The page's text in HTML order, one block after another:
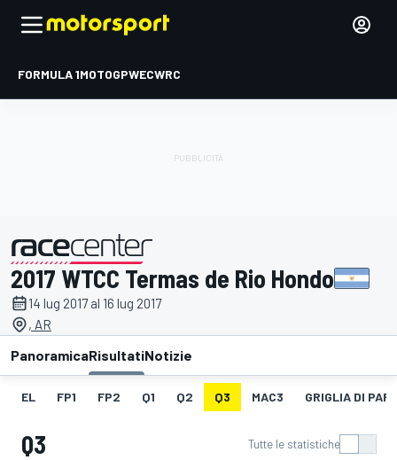
FORMULA 1MOTOGPWECWRC
presentato da
2017 WTCC Termas de Rio Hondo
14 lug 2017 al 16 lug 2017
, AR
PanoramicaRisultatiNotizie
EL FP1 FP2 Q1 Q2 Q3 MAC3 GRIGLIA DI
Q3 Tutte le statistiche